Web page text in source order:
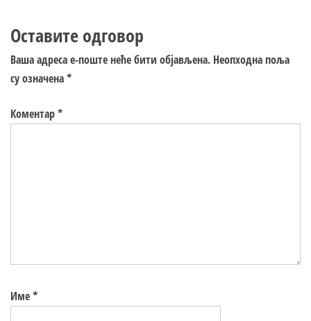
Оставите одговор
Ваша адреса е-поште неће бити објављена. Неопходна поља
су означена*
Коментар*
Име*